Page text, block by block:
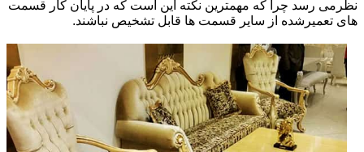
نظرمی رسد چرا که مهمترین نکته این است که در پایان کار قسمت
های تعمیرشده از سایر قسمت ها قابل تشخیص نباشند.